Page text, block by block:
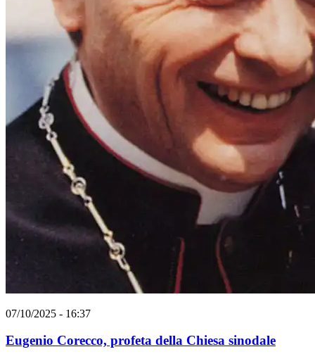
07/10/2025 - 16:37
Eugenio Corecco, profeta della Chiesa sinodale